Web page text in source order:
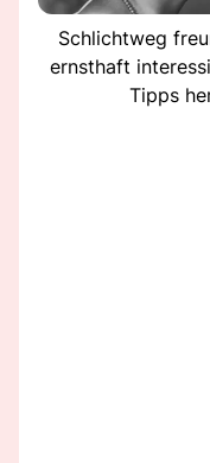
Schlichtweg
ernsthaft
Tipps